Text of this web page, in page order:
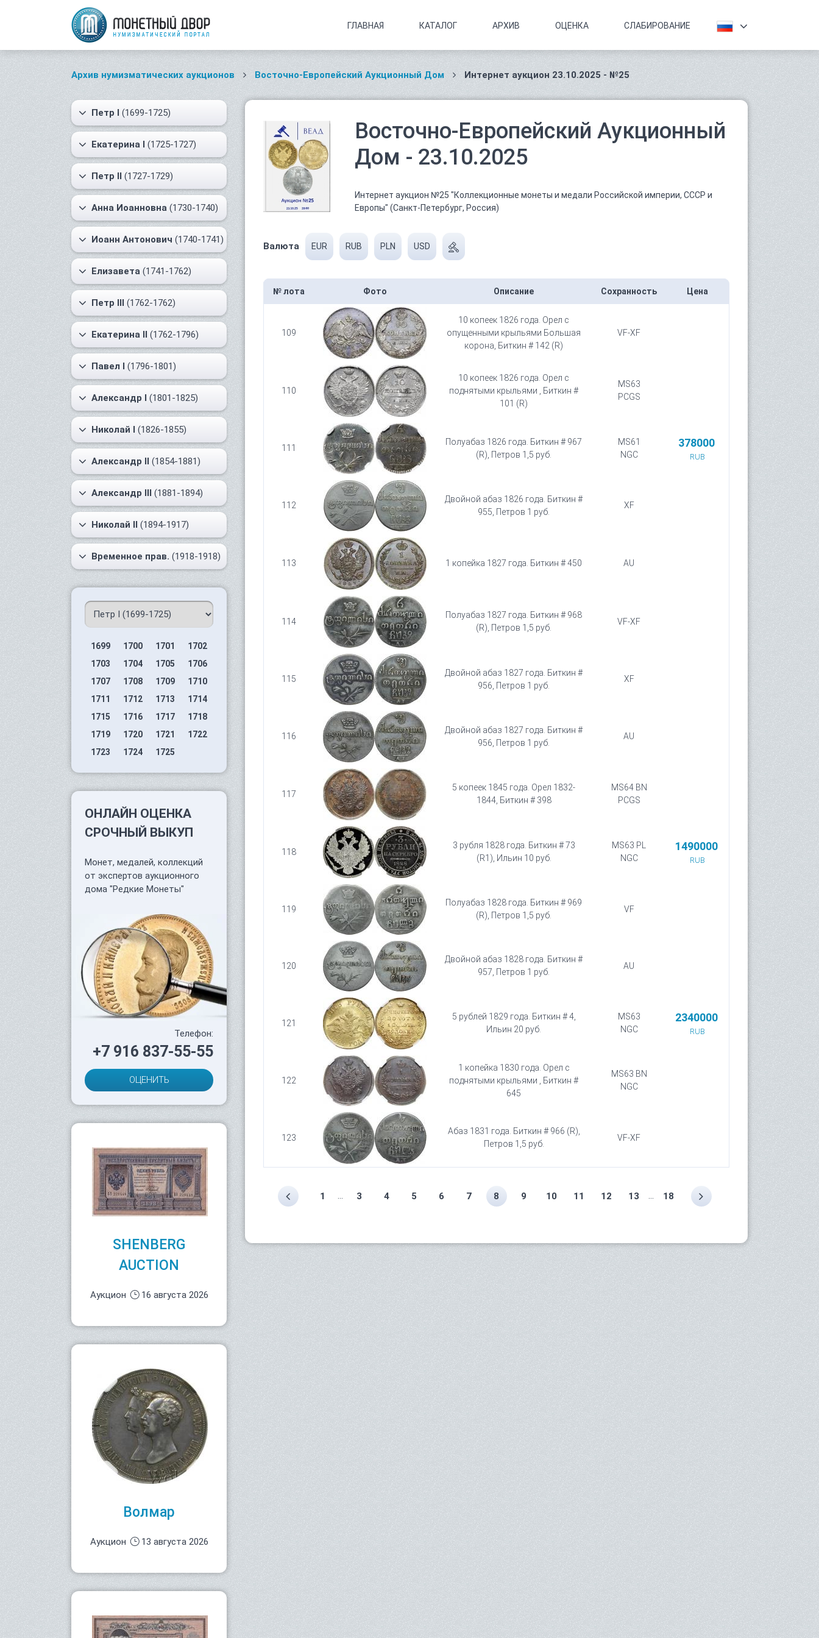
ГЛАВНАЯ КАТАЛОГ АРХИВ ОЦЕНКА СЛАБИРОВАНИЕ
Архив нумизматических аукционов Восточно-Европейский Аукционный Дом Интернет аукцион 23.10.2025 - №25
Петр I (1699-1725)
Екатерина I (1725-1727)
Петр II (1727-1729)
Анна Иоанновна (1730-1740)
Иоанн Антонович (1740-1741)
Елизавета (1741-1762)
Петр III (1762-1762)
Екатерина II (1762-1796)
Павел I (1796-1801)
Александр I (1801-1825)
Николай I (1826-1855)
Александр II (1854-1881)
Александр III (1881-1894)
Николай II (1894-1917)
Временное прав. (1918-1918)
1699 1700 1701
1702
1703
1704 1705
1706
1707
1708 1709
1710
1711
1712 1713
1714
1715
1716 1717
1718
1719
1720 1721
1722
1723
1724 1725
ОНЛАЙН ОЦЕНКА
СРОЧНЫЙ ВЫКУП
Монет, медалей, коллекций
от экспертов аукционного
дома "Редкие Монеты"
Телефон:
+7 916 837-55-55
ОЦЕНИТЬ
SHENBERG
AUCTION
Аукцион 16 августа 2026
Волмар
Аукцион 13 августа 2026
Восточно-Европейский Аукционный
Дом - 23.10.2025
Интернет аукцион №25 "Коллекционные монеты и медали Российской империи, СССР и
Европы" (Санкт-Петербург, Россия)
Валюта EUR RUB PLN USD
№ лота Фото Описание Сохранность Цена
109
10 копеек 1826 года. Орел с
опущенными крыльями Большая
корона, Биткин # 142 (R)
VF-XF
110
10 копеек 1826 года. Орел с
поднятыми крыльями , Биткин #
101 (R)
MS63
PCGS
111
Полуабаз 1826 года. Биткин # 967
(R), Петров 1,5 руб.
MS61
NGC
378000
RUB
112
Двойной абаз 1826 года. Биткин #
955, Петров 1 руб.
XF
113 1 копейка 1827 года. Биткин # 450 AU
114
Полуабаз 1827 года. Биткин # 968
(R), Петров 1,5 руб.
VF-XF
115
Двойной абаз 1827 года. Биткин #
956, Петров 1 руб.
XF
116
Двойной абаз 1827 года. Биткин #
956, Петров 1 руб.
AU
117
5 копеек 1845 года. Орел 1832-
1844, Биткин # 398
MS64 BN
PCGS
118
3 рубля 1828 года. Биткин # 73
(R1), Ильин 10 руб.
MS63 PL
NGC
1490000
RUB
119
Полуабаз 1828 года. Биткин # 969
(R), Петров 1,5 руб.
VF
120
Двойной абаз 1828 года. Биткин #
957, Петров 1 руб.
AU
121
5 рублей 1829 года. Биткин # 4,
Ильин 20 руб.
MS63
NGC
2340000
RUB
122
1 копейка 1830 года. Орел с
поднятыми крыльями , Биткин #
645
MS63 BN
NGC
123
Абаз 1831 года. Биткин # 966 (R),
Петров 1,5 руб.
VF-XF
1 3 4 5 6 7 8 9 10 11 12 13 18